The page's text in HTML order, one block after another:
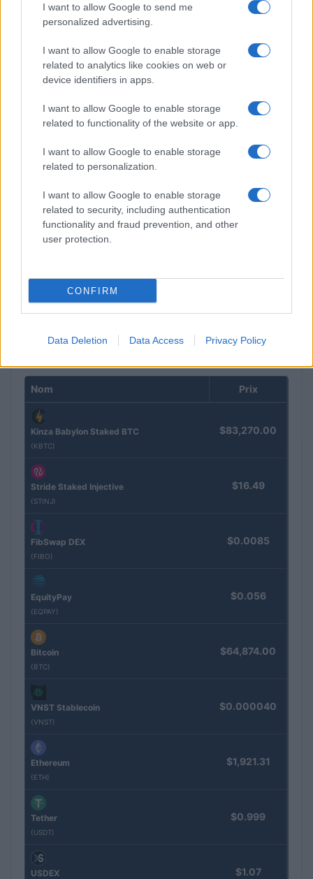
I want to allow Google to send me
personalized advertising.
I want to allow Google to enable storage
related to analytics like cookies on web or
device identifiers in apps.
I want to allow Google to enable storage
related to functionality of the website or app.
I want to allow Google to enable storage
related to personalization.
I want to allow Google to enable storage
related to security, including authentication
functionality and fraud prevention, and other
user protection.
CONFIRM
Data Deletion Data Access Privacy Policy
Brent chute de 8,3% : les matières premières corrigent en août
NEWS
résilient
Juliette Bernard · 6 Août 2026
Nom Prix
Kinza Babylon Staked BTC
(KBTC)
$83,270.00
Stride Staked Injective
(STINJ)
$16.49
FibSwap DEX
(FIBO)
$0.0085
EquityPay
(EQPAY)
$0.056
Bitcoin
(BTC)
$64,874.00
VNST Stablecoin
(VNST)
$0.000040
Ethereum
(ETH)
$1,921.31
Tether
(USDT)
$0.999
USDEX $1.07